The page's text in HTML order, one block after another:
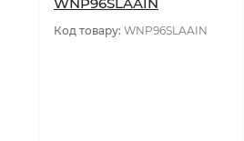
Код товару: WNP96SLAAIN